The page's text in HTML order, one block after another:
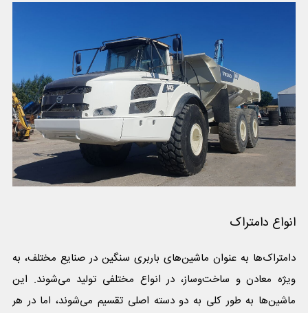
انواع دامتراک
دامتراک‌ها به عنوان ماشین‌های باربری سنگین در صنایع مختلف، به
ویژه معادن و ساخت‌وساز، در انواع مختلفی تولید می‌شوند. این
ماشین‌ها به طور کلی به دو دسته اصلی تقسیم می‌شوند، اما در هر